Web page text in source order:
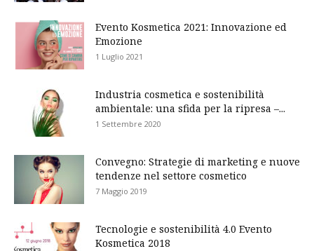
Evento Kosmetica 2021: Innovazione ed
Emozione
1 Luglio 2021
Industria cosmetica e sostenibilità
ambientale: una sfida per la ripresa –...
1 Settembre 2020
Convegno: Strategie di marketing e nuove
tendenze nel settore cosmetico
7 Maggio 2019
Tecnologie e sostenibilità 4.0 Evento
Kosmetica 2018